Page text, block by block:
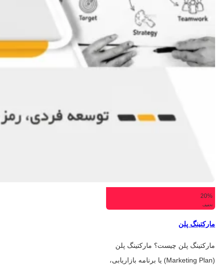
20%
تخفیف
مارکتینگ پلن
مارکتینگ پلن چیست؟ مارکتینگ پلن
(Marketing Plan) یا برنامه بازاریابی،